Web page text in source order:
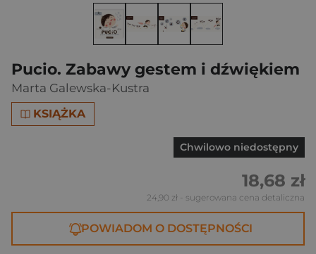
Pucio. Zabawy gestem i dźwiękiem
Marta Galewska-Kustra
KSIĄŻKA
Chwilowo niedostępny
18,68 zł
24,90 zł - sugerowana cena detaliczna
POWIADOM O DOSTĘPNOŚCI